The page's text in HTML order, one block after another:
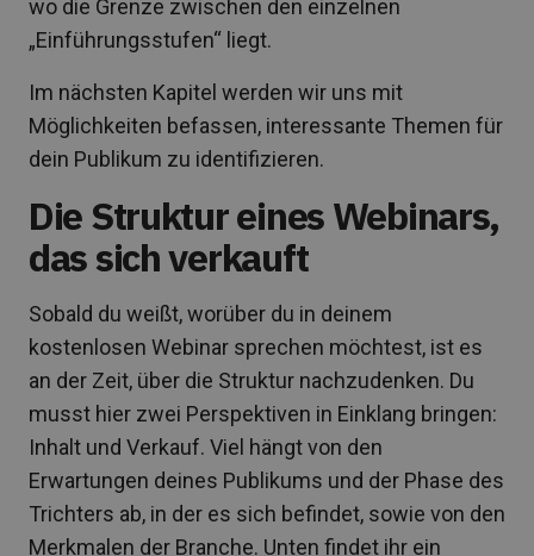
wo die Grenze zwischen den einzelnen
„Einführungsstufen“ liegt.
Im nächsten Kapitel werden wir uns mit
Möglichkeiten befassen, interessante Themen für
dein Publikum zu identifizieren.
Die Struktur eines Webinars,
das sich verkauft
Sobald du weißt, worüber du in deinem
kostenlosen Webinar sprechen möchtest, ist es
an der Zeit, über die Struktur nachzudenken. Du
musst hier zwei Perspektiven in Einklang bringen:
Inhalt und Verkauf. Viel hängt von den
Erwartungen deines Publikums und der Phase des
Trichters ab, in der es sich befindet, sowie von den
Merkmalen der Branche. Unten findet ihr ein